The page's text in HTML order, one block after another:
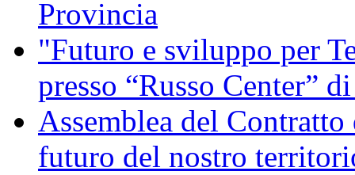
Provincia
"Futuro e sviluppo per
presso “Russo Center”
Assemblea del
futuro del nostro